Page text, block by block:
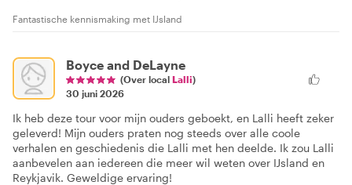
Fantastische kennismaking met IJsland
Boyce and DeLayne
(Over local Lalli)
30 juni 2026
Ik heb deze tour voor mijn ouders geboekt, en Lalli heeft zeker
geleverd! Mijn ouders praten nog steeds over alle coole
verhalen en geschiedenis die Lalli met hen deelde. Ik zou Lalli
aanbevelen aan iedereen die meer wil weten over IJsland en
Reykjavik. Geweldige ervaring!